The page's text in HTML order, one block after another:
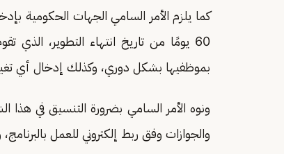
كما يلزم الأمر السامي الجهات الحكومية
60 يومًا من تاريخ انتهاء التطوير،
بموظفيها بشكل دوري، وكذلك إدخال أي
ونوه الأمر السامي بضرورة التنسيق في هذا
والجوازات وفق ربط إلكتروني للعمل